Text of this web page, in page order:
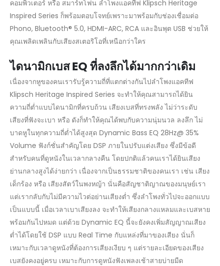
คอมพิวเตอร์ หรือ สมาร์ทโฟน ลำโพงแอคทีฟ Klipsch Heritage
Inspired Series ก็พร้อมตอบโจทย์เพราะมาพร้อมกับช่องเชื่อมต่อ
Phono, Bluetooth® 5.0, HDMI-ARC, RCA และอินพุต USB ช่วยให้
คุณเพลิดเพลินกับเสียงสเตอริโอที่เหนือกว่าใคร
ไดนามิกเบสEQ ที่ลงลึกได้มากกว่าเดิม
เนื่องจากหูของคนเรารับรู้ความถี่ที่แตกต่างกันไปลำโพงแอคทีฟ
Klipsch Heritage Inspired Series จะทำให้คุณสามารถได้ยิน
ความถี่ต่ำแบบไดนามิกที่ครบถ้วน เสียงเบสที่ทรงพลัง ไม่ว่าระดับ
เสียงที่ฟังจะเบา หรือ ดังก็ทำให้คุณได้พบกับความนุ่มนวล ลงลึก ไม่
บาดหูในทุกความถี่ต่ำได้สูงสุด Dynamic Bass EQ 28Hz@ 35%
Volume ฟังก์ชั่นสำคัญโดย DSP ภายในปรับแต่งเสียง ซึ่งมีข้อดี
สำหรับคนที่ดูหนังในเวลากลางคืน โดยปกติแล้วคนเราได้ยินเสียง
ย่านกลางสูงได้ง่ายกว่า เนื่องจากเป็นธรรมชาติของคนเรา เช่น เสียง
เด็กร้อง หรือ เสียงสัตว์ในพงหญ้า นั่นคือสัญชาติญาณของมนุษย์เรา
แต่เรากลับกับไม่มีความไวต่อย่านเสียงต่ำ ซึ่งลำโพงทั่วไปจะออกแบบ
เป็นแบบนี้ เมื่อเวลาเบาเสียงลง จะทำให้เสียงกลางแหลมและเบสหาย
พร้อมกันไปหมด แต่ด้วย Dynamic EQ นี้จะยังคงเพิ่มสัญญาณเสียง
ต่ำได้โดยใช้ DSP แบบ Real Time กับแหล่งที่มาของเสียง นั่นก็
เหมาะกับเวลาดูหนังที่ต้องการเสียงเงียบ ๆ แต่รายละเอียดของเสียง
เบสยังคงอยู่ครบ เหมาะกับการดูหนังฟังเพลงเช้าสายบ่ายมืด